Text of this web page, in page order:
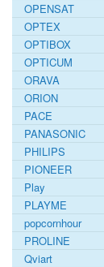
OPENSAT
OPTEX
OPTIBOX
OPTICUM
ORAVA
ORION
PACE
PANASONIC
PHILIPS
PIONEER
Play
PLAYME
popcornhour
PROLINE
Qviart